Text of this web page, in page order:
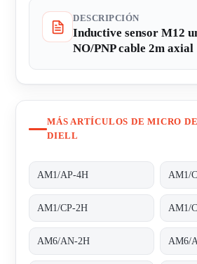
DESCRIPCIÓN
Inductive sensor M12
NO/PNP cable 2m axial
MÁS ARTÍCULOS DE MICRO
DIELL
AM1/AP-4H AM1/
AM1/CP-2H AM1/
AM6/AN-2H AM6/